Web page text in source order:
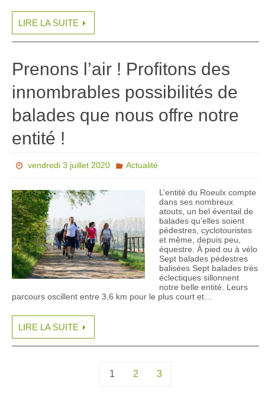
LIRE LA SUITE
Prenons l’air ! Profitons des
innombrables possibilités de
balades que nous offre notre
entité !
vendredi 3 juillet 2020 Actualité
L’entité du Roeulx compte
dans ses nombreux
atouts, un bel éventail de
balades qu’elles soient
pédestres, cyclotouristes
et même, depuis peu,
équestre. À pied ou à vélo
Sept balades pédestres
balisées Sept balades très
éclectiques sillonnent
notre belle entité. Leurs
parcours oscillent entre 3,6 km pour le plus court et…
LIRE LA SUITE
1 2 3